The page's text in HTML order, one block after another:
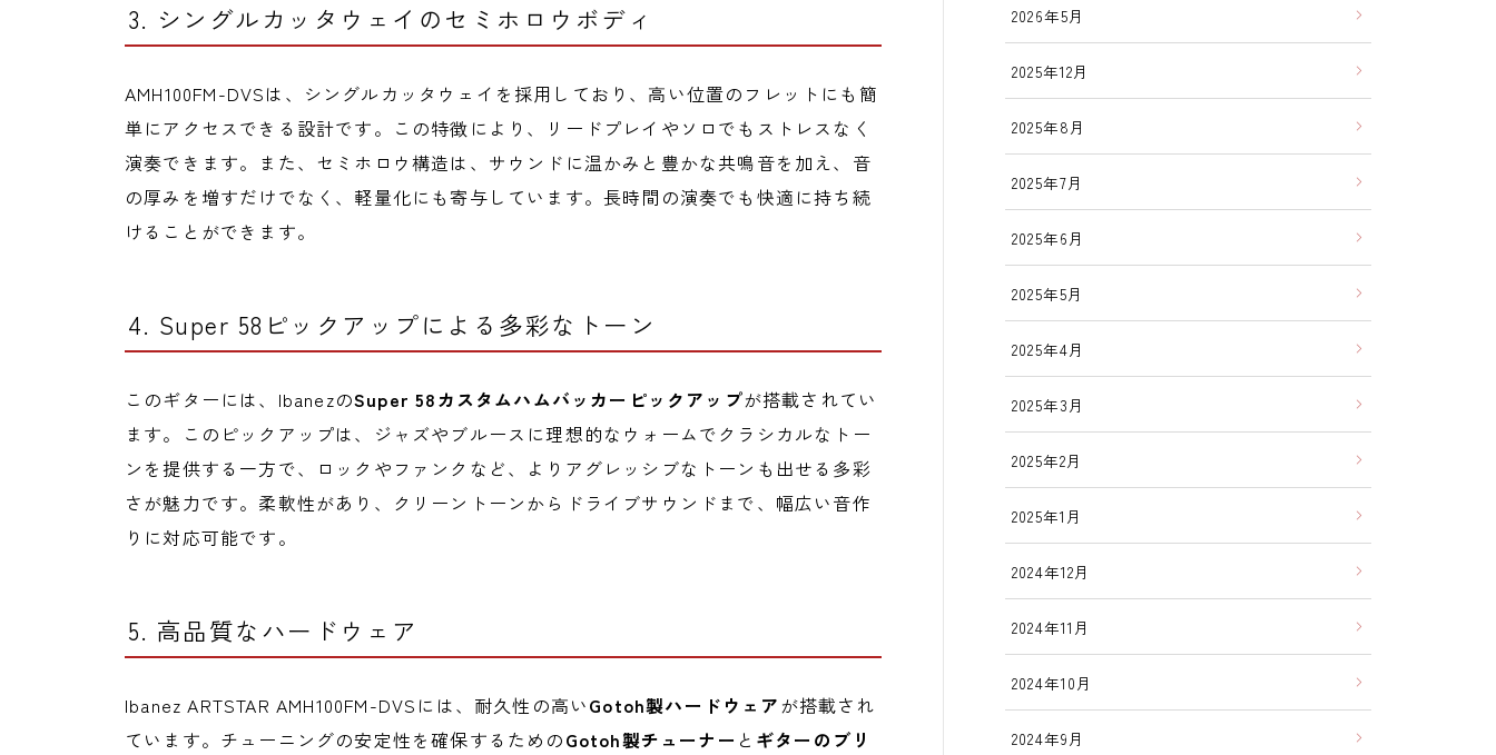
3. シングルカッタウェイのセミホロウボディ
AMH100FM-DVSは、シングルカッタウェイを採用しており、高い位置のフレットにも簡
単にアクセスできる設計です。この特徴により、リードプレイやソロでもストレスなく
演奏できます。また、セミホロウ構造は、サウンドに温かみと豊かな共鳴音を加え、音
の厚みを増すだけでなく、軽量化にも寄与しています。長時間の演奏でも快適に持ち続
けることができます。
4. Super 58ピックアップによる多彩なトーン
このギターには、IbanezのSuper 58カスタムハムバッカーピックアップが搭載されてい
ます。このピックアップは、ジャズやブルースに理想的なウォームでクラシカルなトー
ンを提供する一方で、ロックやファンクなど、よりアグレッシブなトーンも出せる多彩
さが魅力です。柔軟性があり、クリーントーンからドライブサウンドまで、幅広い音作
りに対応可能です。
5. 高品質なハードウェア
Ibanez ARTSTAR AMH100FM-DVSには、耐久性の高いGotoh製ハードウェアが搭載され
ています。チューニングの安定性を確保するためのGotoh製チューナー と ギターのブリ
2026年5月
2025年12月
2025年8月
2025年7月
2025年6月
2025年5月
2025年4月
2025年3月
2025年2月
2025年1月
2024年12月
2024年11月
2024年10月
2024年9月